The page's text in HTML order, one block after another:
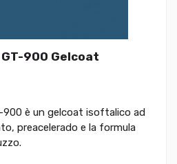
900 Gelcoat
è un gelcoat isoftalico ad
preacelerado e la formula